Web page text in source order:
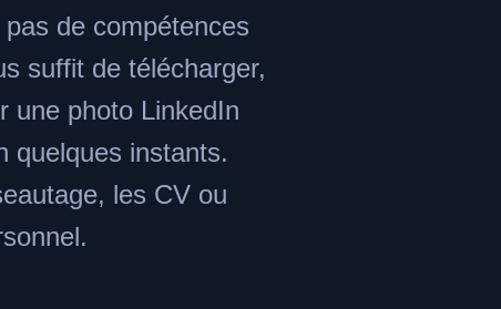
de compétences
suffit de télécharger,
une photo LinkedIn
quelques instants.
les CV ou